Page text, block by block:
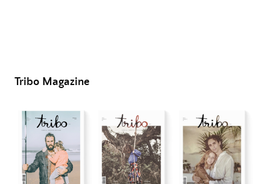
Tribo Magazine